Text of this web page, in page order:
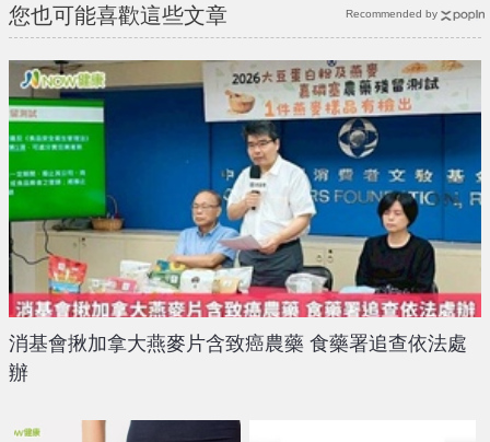
您也可能喜歡這些文章
消基會揪加拿大燕麥片含致癌農藥 食藥署追查依法處
辦
Recommended by